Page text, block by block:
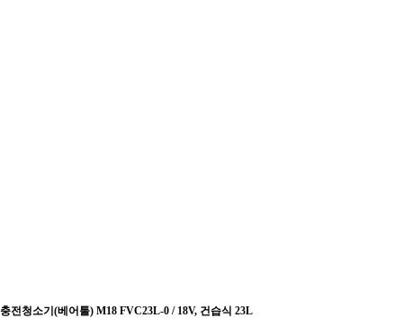
충전청소기(베어툴) M18 FVC23L-0 / 18V, 건습식 23L